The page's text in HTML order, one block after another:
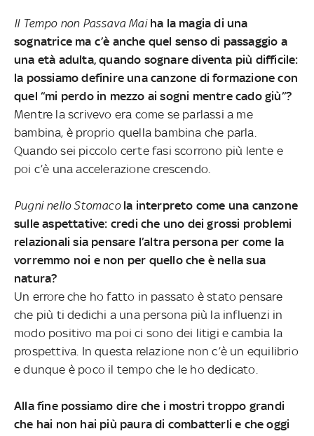
Il Tempo non Passava Maiha la magia di una
sognatrice ma c’è anche quel senso di passaggio a
una età adulta, quando sognare diventa più difficile:
la possiamo definire una canzone di formazione con
quel “mi perdo in mezzo ai sogni mentre cado giù”?
Mentre la scrivevo era come se parlassi a me
bambina, è proprio quella bambina che parla.
Quando sei piccolo certe fasi scorrono più lente e
poi c’è una accelerazione crescendo.
Pugni nello Stomacola interpreto come una canzone
sulle aspettative: credi che uno dei grossi problemi
relazionali sia pensare l’altra persona per come la
vorremmo noi e non per quello che è nella sua
natura?
Un errore che ho fatto in passato è stato pensare
che più ti dedichi a una persona più la influenzi in
modo positivo ma poi ci sono dei litigi e cambia la
prospettiva. In questa relazione non c’è un equilibrio
e dunque è poco il tempo che le ho dedicato.
Alla fine possiamo dire che i mostri troppo grandi
che hai non hai più paura di combatterli e che oggi